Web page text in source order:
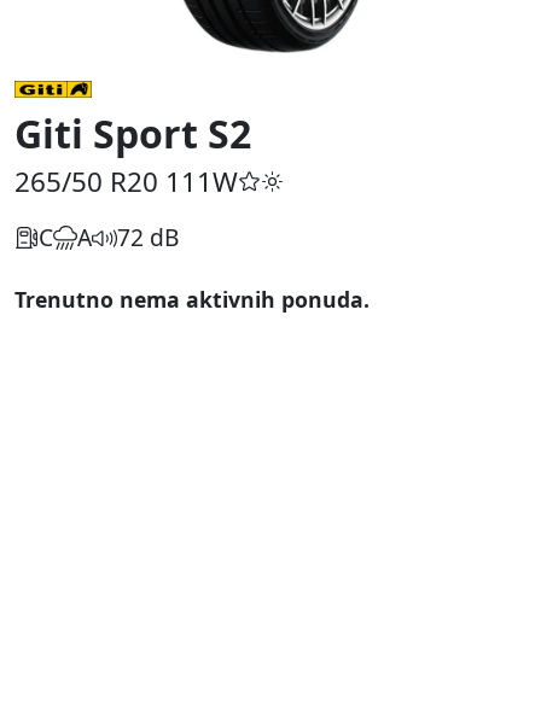
Giti Sport S2
265/50 R20 111W
C A 72 dB
Trenutno nema aktivnih ponuda.